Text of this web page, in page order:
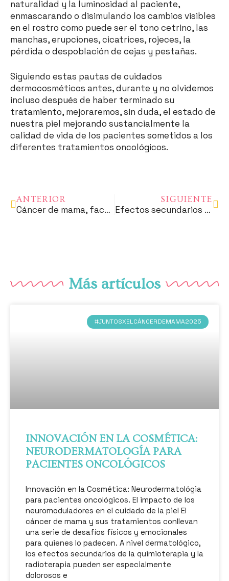
naturalidad y la luminosidad al paciente,
enmascarando o disimulando los cambios visibles
en el rostro como puede ser el tono cetrino, las
manchas, erupciones, cicatrices, rojeces, la
pérdida o despoblación de cejas y pestañas.
Siguiendo estas pautas de cuidados
dermocosméticos antes, durante y no olvidemos
incluso después de haber terminado su
tratamiento, mejoraremos, sin duda, el estado de
nuestra piel mejorando sustancialmente la
calidad de vida de los pacientes sometidos a los
diferentes tratamientos oncológicos.
ANTERIOR
Cáncer de mama, factores de riesgo
SIGUIENTE
Efectos secundarios asociados al tratamiento del cáncer de mama: conocimiento y abordaje
Más artículos
#JUNTOSXELCÁNCERDEMAMA2025
INNOVACIÓN EN LA COSMÉTICA:
NEURODERMATOLOGÍA PARA
PACIENTES ONCOLÓGICOS
Innovación en la Cosmética: Neurodermatológia
para pacientes oncológicos. El impacto de los
neuromoduladores en el cuidado de la piel El
cáncer de mama y sus tratamientos conllevan
una serie de desafíos físicos y emocionales
para quienes lo padecen. A nivel dermatológico,
los efectos secundarios de la quimioterapia y la
radioterapia pueden ser especialmente
dolorosos e